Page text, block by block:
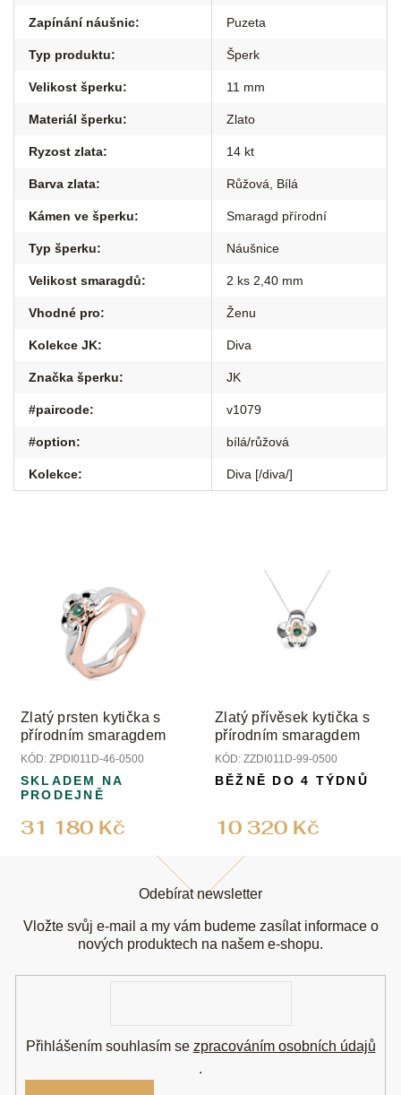
Zapínání náušnic: Puzeta
Typ produktu: Šperk
Velikost šperku: 11 mm
Materiál šperku: Zlato
Ryzost zlata: 14 kt
Barva zlata: Růžová Bílá
Kámen ve šperku: Smaragd přírodní
Typ šperku: Náušnice
Velikost smaragdů: 2 ks 2,40 mm
Vhodné pro: Ženu
Kolekce JK: Diva
Značka šperku: JK
#paircode: v1079
#option: bílá/růžová
Kolekce: Diva [/diva/]
Zlatý prsten kytička s
přírodním smaragdem
KÓD: ZPDI011D-46-0500
31 180 Kč
SKLADEM NA
PRODEJNĚ
Zlatý přívěsek kytička s
přírodním smaragdem
KÓD: ZZDI011D-99-0500
10 320 Kč
BĚŽNĚ DO 4 TÝDNŮ
Odebírat newsletter
Vložte svůj e-mail a my vám budeme zasílat informace o
nových produktech na našem e-shopu.
Přihlášením souhlasím se zpracováním osobních údajů
.